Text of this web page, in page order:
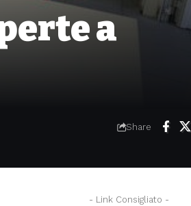
a
Share
- Link Consigliato -